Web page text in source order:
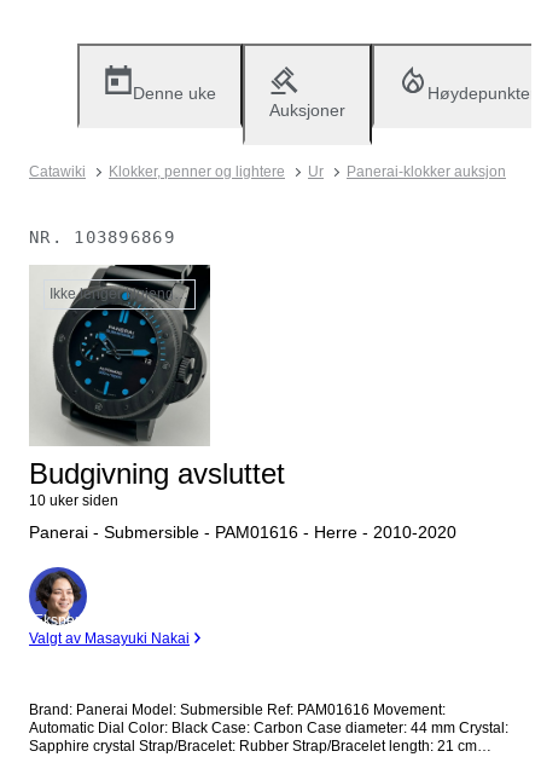
Denne uke
Auksjoner
Høydepunkter
Catawiki Klokker, penner og lightere Ur Panerai-klokker auksjon
NR. 103896869
Ikke lenger tilgjengelig
Budgivning avsluttet
10 uker siden
Panerai - Submersible - PAM01616 - Herre - 2010-2020
Ekspert
Valgt av Masayuki Nakai
Brand: Panerai Model: Submersible Ref: PAM01616 Movement:
Automatic Dial Color: Black Case: Carbon Case diameter: 44 mm Crystal:
Sapphire crystal Strap/Bracelet: Rubber Strap/Bracelet length: 21 cm